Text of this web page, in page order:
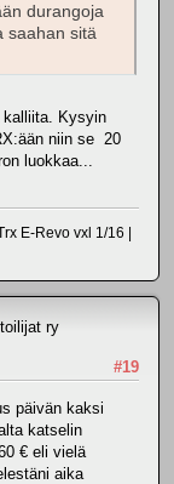
durangoja
saahan sitä
kalliita. Kysyin
niin se 20
luokkaa...
E-Revo vxl 1/16 |
ry
#19
päivän kaksi
katselin
€ eli vielä
aika